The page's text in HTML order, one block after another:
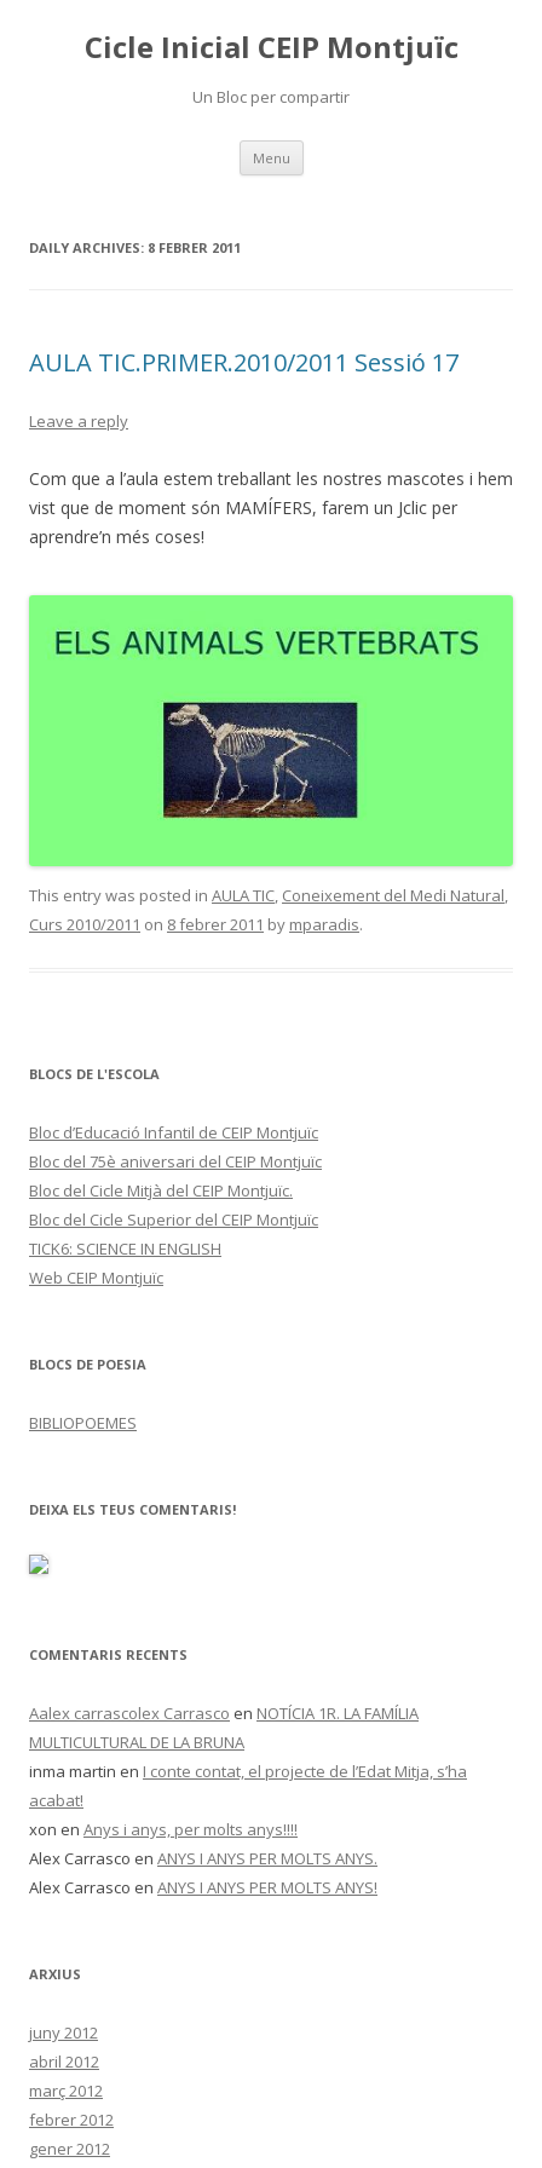
Cicle Inicial CEIP Montjuïc
Un Bloc per compartir
Menu Skip
content
DAILY ARCHIVES: 8 FEBRER 2011
AULA TIC.PRIMER.2010/2011 Sessió 17
Leave a reply
Com que a l’aula estem treballant les nostres mascotes i hem
vist que de moment són MAMÍFERS, farem un Jclic per
aprendre’n més coses!
This entry was posted in AULA TIC, Coneixement del Medi Natural,
Curs 2010/2011 on 8 febrer 2011 by mparadis.
BLOCS DE L'ESCOLA
Bloc d’Educació Infantil de CEIP Montjuïc
Bloc del 75è aniversari del CEIP Montjuïc
Bloc del Cicle Mitjà del CEIP Montjuïc.
Bloc del Cicle Superior del CEIP Montjuïc
TICK6: SCIENCE IN ENGLISH
Web CEIP Montjuïc
BLOCS DE POESIA
BIBLIOPOEMES
DEIXA ELS TEUS COMENTARIS!
COMENTARIS RECENTS
Aalex carrascolex Carrasco en NOTÍCIA 1R. LA FAMÍLIA
MULTICULTURAL DE LA BRUNA
inma martin en I conte contat, el projecte de l’Edat Mitja, s’ha
acabat!
xon en Anys i anys, per molts anys!!!!
Alex Carrasco en ANYS I ANYS PER MOLTS ANYS.
Alex Carrasco en ANYS I ANYS PER MOLTS ANYS!
ARXIUS
juny 2012
abril 2012
març 2012
febrer 2012
gener 2012